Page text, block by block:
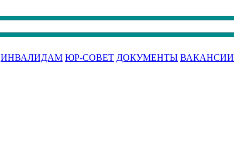
ИНВАЛИДАМ ЮР-СОВЕТ ДОКУМЕНТЫ ВАКАНСИИ